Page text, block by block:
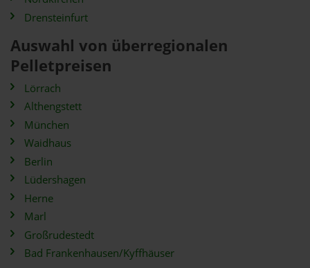
Drensteinfurt
Auswahl von überregionalen
Pelletpreisen
Lörrach
Althengstett
München
Waidhaus
Berlin
Lüdershagen
Herne
Marl
Großrudestedt
Bad Frankenhausen/Kyffhäuser